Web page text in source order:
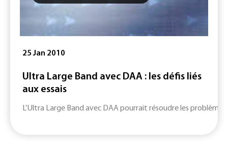
25 Jan 2010
Ultra Large Band avec DAA : les défis liés
aux essais
L’Ultra Large Band avec DAA pourrait résoudre les